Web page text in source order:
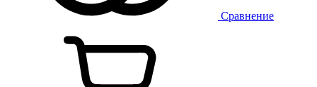
Сравнение